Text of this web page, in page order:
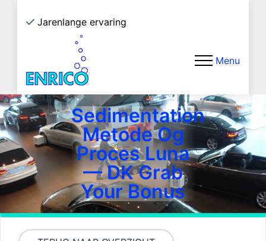
Jarenlange ervaring
Menu
Sedimentation
Metode Og
Proces Luna
— DK Grab
Your Bonus